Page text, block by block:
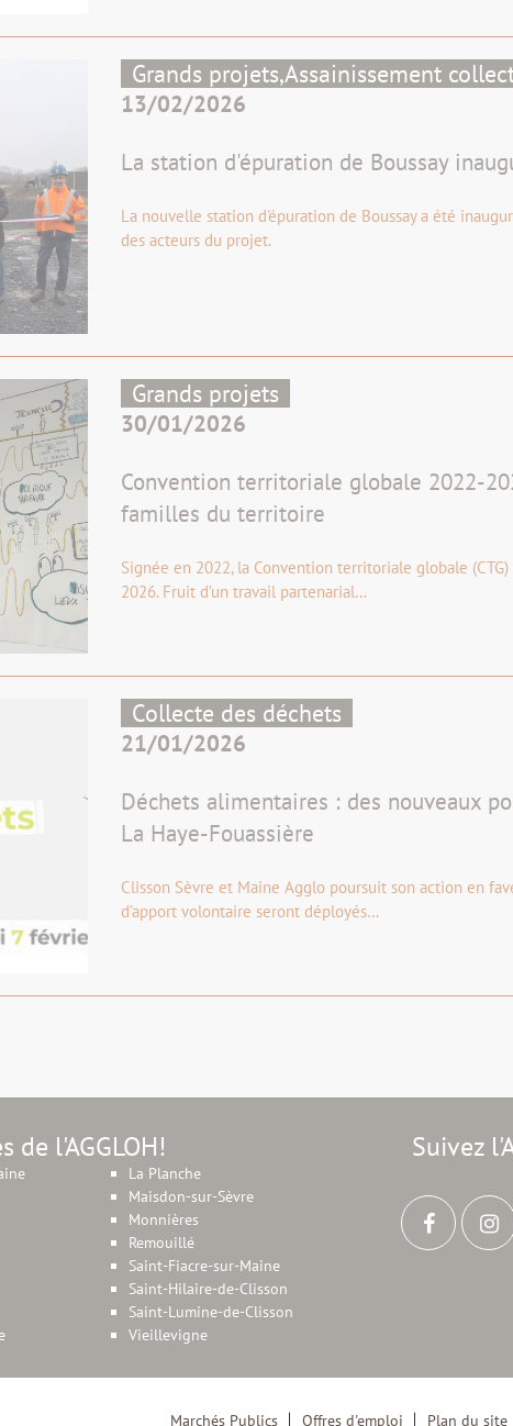
Grands projets,Assainissement
13/02/2026
La station d'épuration de Boussay
La nouvelle station d'épuration de Boussay a été
des acteurs du projet.
Grands projets
30/01/2026
Convention territoriale globale 2022-
familles du territoire
Signée en 2022, la Convention territoriale globale
2026. Fruit d’un travail partenarial…
Collecte des déchets
21/01/2026
Déchets alimentaires : des nouveaux
La Haye-Fouassière
Clisson Sèvre et Maine Agglo poursuit son action en
d’apport volontaire seront déployés…
de l'AGGLOH!
La Planche
Maisdon-sur-Sèvre
Monnières
Remouillé
Saint-Fiacre-sur-Maine
Saint-Hilaire-de-Clisson
Saint-Lumine-de-Clisson
Vieillevigne
Suivez
Marchés Publics Offres d'emploi Plan du site